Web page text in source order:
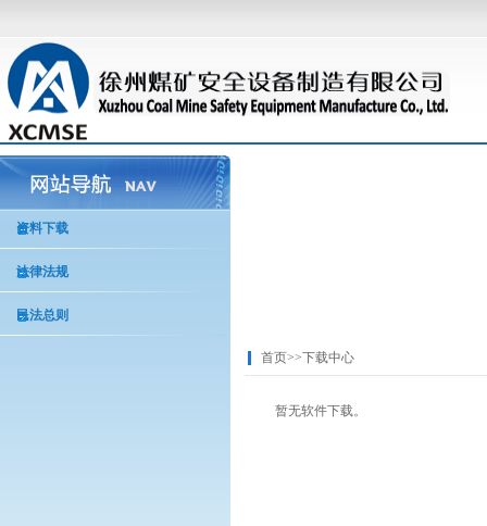
资料下载
法律法规
民法总则
首页>>下载中心
暂无软件下载。